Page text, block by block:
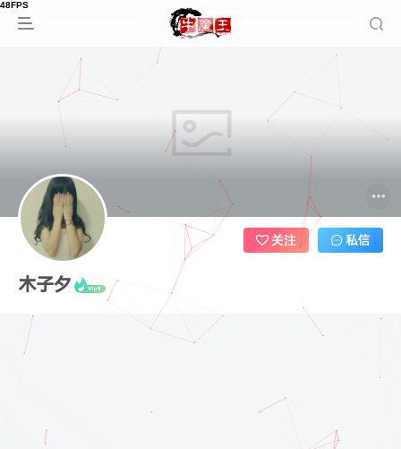
木子夕
关注 私信